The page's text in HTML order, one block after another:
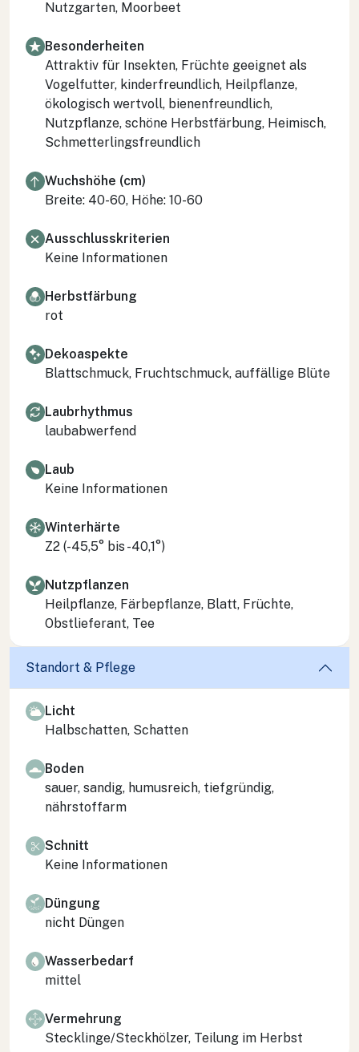
Nutzgarten, Moorbeet
Besonderheiten
Attraktiv für Insekten, Früchte geeignet als
Vogelfutter, kinderfreundlich, Heilpflanze,
ökologisch wertvoll, bienenfreundlich,
Nutzpflanze, schöne Herbstfärbung, Heimisch,
Schmetterlingsfreundlich
Wuchshöhe (cm)
Breite: 40-60, Höhe: 10-60
Ausschlusskriterien
Keine Informationen
Herbstfärbung
rot
Dekoaspekte
Blattschmuck, Fruchtschmuck, auffällige Blüte
Laubrhythmus
laubabwerfend
Laub
Keine Informationen
Winterhärte
Z2 (-45,5° bis -40,1°)
Nutzpflanzen
Heilpflanze, Färbepflanze, Blatt, Früchte,
Obstlieferant, Tee
Standort & Pflege
Licht
Halbschatten, Schatten
Boden
sauer, sandig, humusreich, tiefgründig,
nährstoffarm
Schnitt
Keine Informationen
Düngung
nicht Düngen
Wasserbedarf
mittel
Vermehrung
Stecklinge/Steckhölzer, Teilung im Herbst